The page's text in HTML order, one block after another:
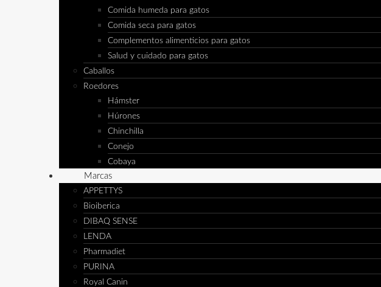
Comida humeda para gatos
Comida seca para gatos
Complementos alimenticios para gatos
Salud y cuidado para gatos
Caballos
Roedores
Hámster
Húrones
Chinchilla
Conejo
Cobaya
Marcas
APPETTYS
Bioiberica
DIBAQ SENSE
LENDA
Pharmadiet
PURINA
Royal Canin